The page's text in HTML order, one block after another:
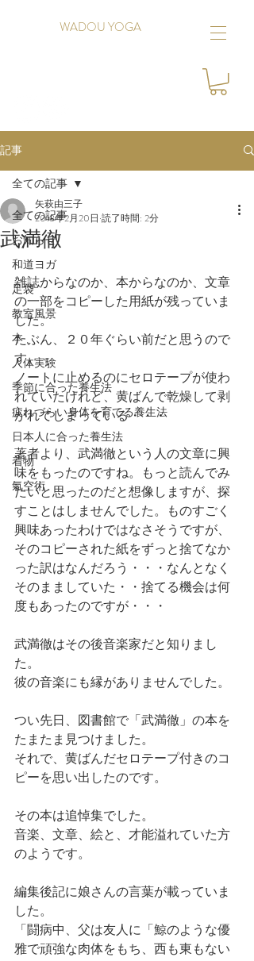
WADOU YOGA
記事
全ての記事
お知らせ
和道ヨガ
足袋
教室風景
本
人体実験
季節に合った養生法
疲れづらい身体を育てる養生法
日本人に合った養生法
着物
氣空術
全ての記事
武満徹
矢萩由三子
2018年2月20日 読了時間: 2分
雑誌からなのか、本からなのか、文章
の一部をコピーした用紙が残っていま
した。
たぶん、２０年ぐらい前だと思うので
す。
ノートに止めるのにセロテープが使わ
れていたけれど、黄ばんで乾燥して剥
がれてしまっている・・・
著者より、武満徹という人の文章に興
味をもったのですね。もっと読んでみ
たいと思ったのだと想像しますが、探
すことはしませんでした。ものすごく
興味あったわけではなさそうですが、
そのコピーされた紙をずっと捨てなか
った訳はなんだろう・・・なんとなく
そのまましていた・・捨てる機会は何
度もあったのですが・・・
武満徹はその後音楽家だと知りまし
た。
彼の音楽にも縁がありませんでした。
つい先日、図書館で「武満徹」の本を
たまたま見つけました。
それで、黄ばんだセロテープ付きのコ
ピーを思い出したのです。
その本は追悼集でした。
音楽、文章、絵と、才能溢れていた方
のようです。
編集後記に娘さんの言葉が載っていま
した。
「闘病中、父は友人に「鯨のような優
雅で頑強な肉体をもち、西も東もない